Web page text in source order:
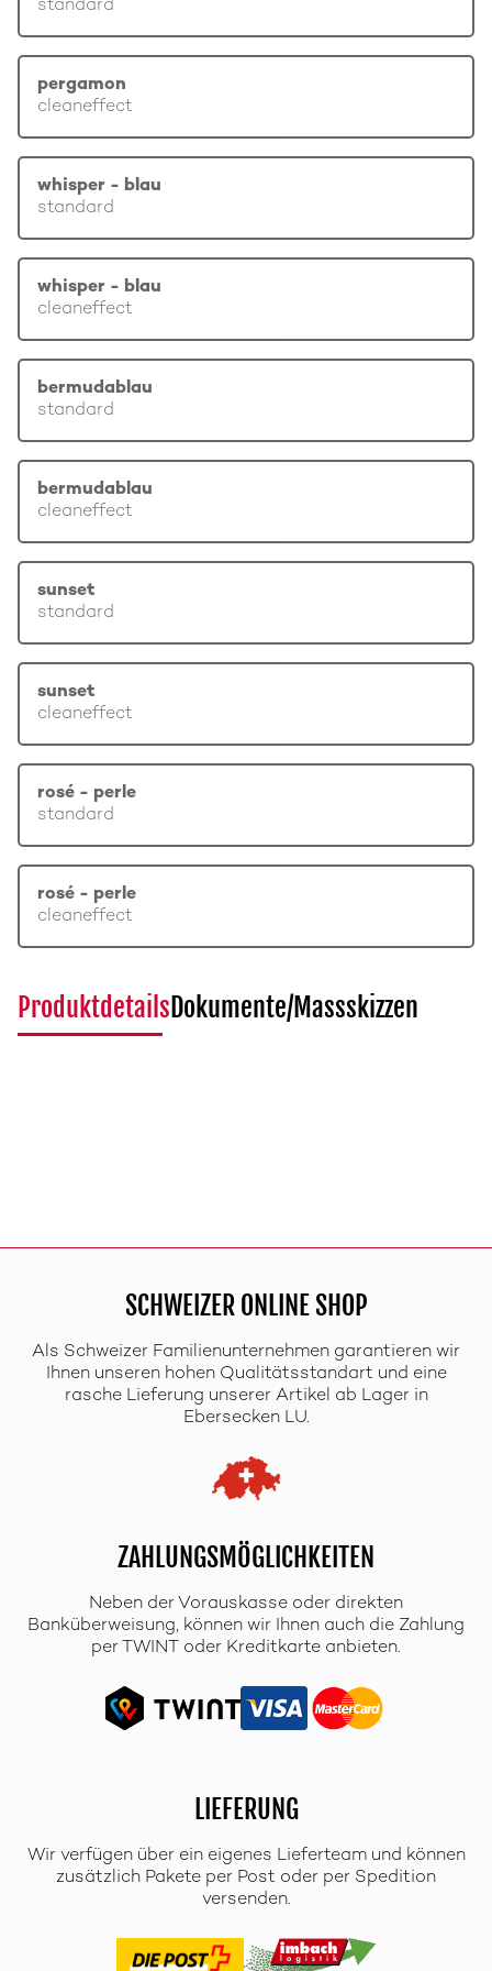
standard
pergamon
cleaneffect
whisper - blau
standard
whisper - blau
cleaneffect
bermudablau
standard
bermudablau
cleaneffect
sunset
standard
sunset
cleaneffect
rosé - perle
standard
rosé - perle
cleaneffect
ProduktdetailsDokumente/Massskizzen
SCHWEIZER ONLINE SHOP
Als Schweizer Familienunternehmen garantieren wir
Ihnen unseren hohen Qualitätsstandart und eine
rasche Lieferung unserer Artikel ab Lager in
Ebersecken LU.
ZAHLUNGSMÖGLICHKEITEN
Neben der Vorauskasse oder direkten
Banküberweisung, können wir Ihnen auch die Zahlung
per TWINT oder Kreditkarte anbieten.
LIEFERUNG
Wir verfügen über ein eigenes Lieferteam und können
zusätzlich Pakete per Post oder per Spedition
versenden.